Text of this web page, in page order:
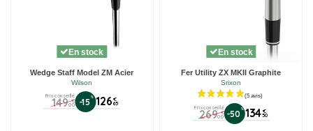
En stock
Wedge Staff Model ZM Acier
Wilson
Prix conseillé
149 €
00 -15 % 126 €
65
En stock
Fer Utility ZX MKII Graphite
Srixon
Prix conseillé
269 €
00 -50 % 134 €
50